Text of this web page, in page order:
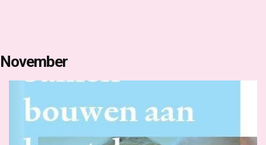
November